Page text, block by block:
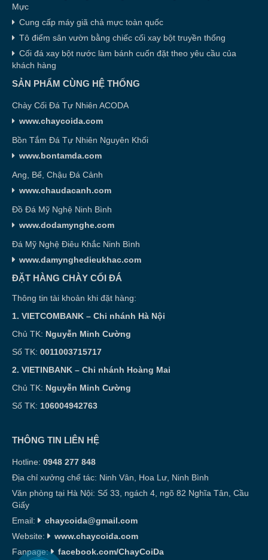
Mực
Cung cấp máy giã chả mực toàn quốc
Tô điểm sân vườn bằng chiếc cối xay bột truyền thống
Cối đá xay bột nước làm bánh cuốn đặt theo yêu cầu của
khách hàng
SẢN PHẨM CÙNG HỆ THỐNG
Chày Cối Đá Tự Nhiên ACODA
www.chaycoida.com
Bồn Tắm Đá Tự Nhiên Nguyên Khối
www.bontamda.com
Ang, Bể, Chậu Đá Cảnh
www.chaudacanh.com
Đồ Đá Mỹ Nghệ Ninh Bình
www.dodamynghe.com
Đá Mỹ Nghệ Điêu Khắc Ninh Bình
www.damynghedieukhac.com
ĐẶT HÀNG CHÀY CỐI ĐÁ
Thông tin tài khoản khi đặt hàng:
1. VIETCOMBANK – Chi nhánh Hà Nội
Chủ TK: Nguyễn Minh Cường
Số TK: 0011003715717
2. VIETINBANK – Chi nhánh Hoàng Mai
Chủ TK: Nguyễn Minh Cường
Số TK: 106004942763
THÔNG TIN LIÊN HỆ
Hotline: 0948 277 848
Địa chỉ xưởng chế tác: Ninh Vân, Hoa Lư, Ninh Bình
Văn phòng tại Hà Nội: Số 33, ngách 4, ngõ 82 Nghĩa Tân, Cầu
Giấy
Email:
chaycoida@gmail.com
Website:
www.chaycoida.com
Fanpage:
facebook.com/ChayCoiDa